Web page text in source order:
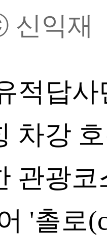
신익재
적답
차강
관광
'촐로